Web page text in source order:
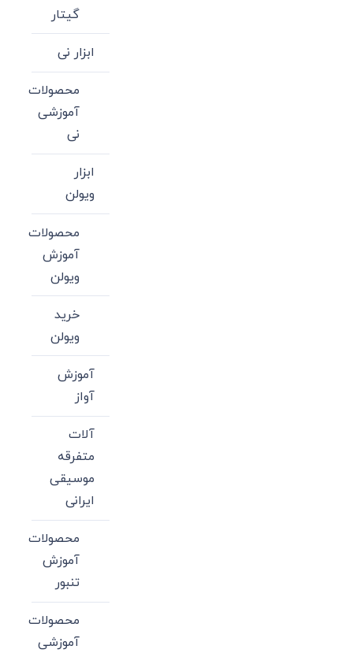
گیتار
ابزار نی
محصولات
آموزشی
نی
ابزار
ویولن
محصولات
آموزش
ویولن
خرید
ویولن
آموزش
آواز
آلات
متفرقه
موسیقی
ایرانی
محصولات
آموزش
تنبور
محصولات
آموزشی